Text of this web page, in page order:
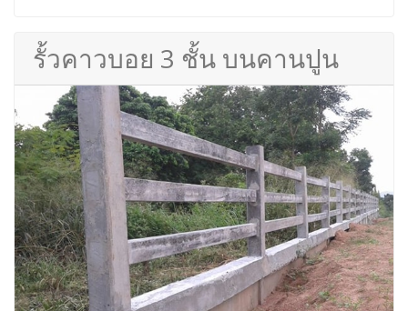
รั้วคาวบอย 3 ชั้น บนคานปูน